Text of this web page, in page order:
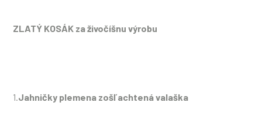
ZLATÝ KOSÁK za živočíšnu výrobu
1.Jahničky plemena zošľachtená valaška